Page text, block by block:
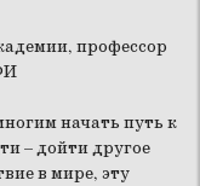
профессор
начать путь к
– дойти другое
в мире, эту